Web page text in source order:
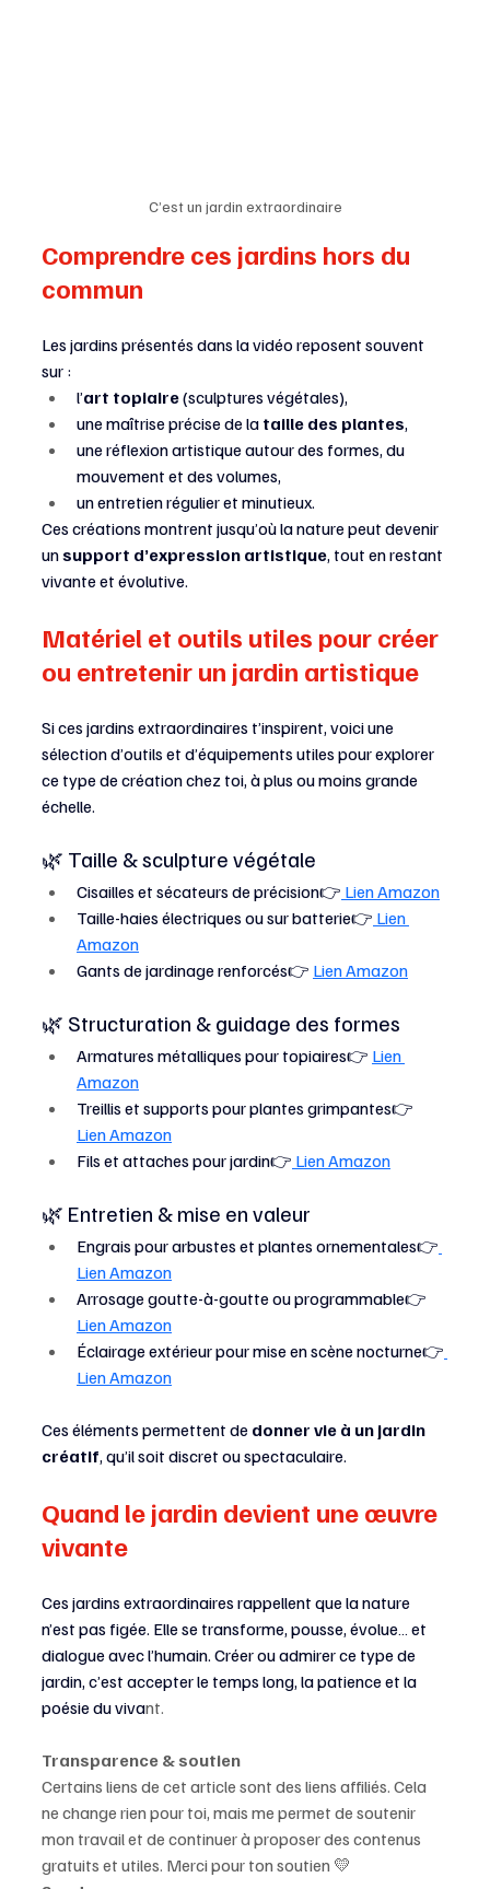
C’est un jardin extraordinaire
Comprendre ces jardins hors du
commun
Les jardins présentés dans la vidéo reposent souvent
sur :
l’art topiaire (sculptures végétales),
une maîtrise précise de la taille des plantes,
une réflexion artistique autour des formes, du
mouvement et des volumes,
un entretien régulier et minutieux.
Ces créations montrent jusqu’où la nature peut devenir
un support d’expression artistique, tout en restant
vivante et évolutive.
Matériel et outils utiles pour créer
ou entretenir un jardin artistique
Si ces jardins extraordinaires t’inspirent, voici une
sélection d’outils et d’équipements utiles pour explorer
ce type de création chez toi, à plus ou moins grande
échelle.
🌿 Taille & sculpture végétale
Cisailles et sécateurs de précision👉 Lien Amazon
Taille-haies électriques ou sur batterie👉 Lien
Amazon
Gants de jardinage renforcés👉 Lien Amazon
🌿 Structuration & guidage des formes
Armatures métalliques pour topiaires👉 Lien
Amazon
Treillis et supports pour plantes grimpantes👉
Lien Amazon
Fils et attaches pour jardin👉 Lien Amazon
🌿 Entretien & mise en valeur
Engrais pour arbustes et plantes ornementales👉
Lien Amazon
Arrosage goutte-à-goutte ou programmable👉
Lien Amazon
Éclairage extérieur pour mise en scène nocturne👉
Lien Amazon
Ces éléments permettent de donner vie à un jardin
créatif, qu’il soit discret ou spectaculaire.
Quand le jardin devient une œuvre
vivante
Ces jardins extraordinaires rappellent que la nature
n’est pas figée. Elle se transforme, pousse, évolue… et
dialogue avec l’humain. Créer ou admirer ce type de
jardin, c’est accepter le temps long, la patience et la
poésie du vivant.
Transparence & soutien
Certains liens de cet article sont des liens affiliés. Cela
ne change rien pour toi, mais me permet de soutenir
mon travail et de continuer à proposer des contenus
gratuits et utiles. Merci pour ton soutien 💛